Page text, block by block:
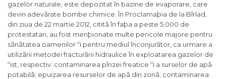
gazelor naturale, este depozitat în bazine de evaporare, care
devin adevãrate bombe chimice. În Proclamaþia de la Bîrlad,
din ziua de 22 martie 2012, cititã în faþa a peste 5.000 de
protestatari, au fost menþionate multe pericole majore pentru
sãnãtatea oamenilor ºi pentru mediul înconjurãtor, ca urmare a
utilizãrii metodei fracturãrii hidraulice în exploatarea gazelor de
ºist, respectiv: contaminarea pînzei freatice ºi a surselor de apã
potabilã; epuizarea resurselor de apã din zonã; contaminarea